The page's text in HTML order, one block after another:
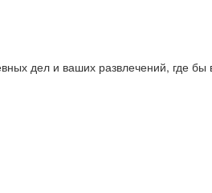
дел и ваших развлечений, где бы